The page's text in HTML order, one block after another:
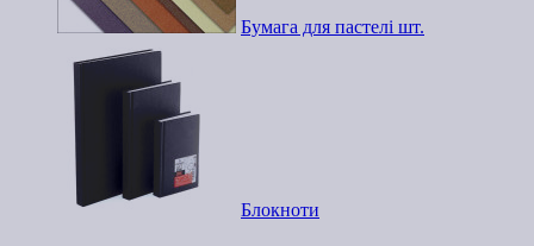
Бумага для пастелі шт.
Блокноти